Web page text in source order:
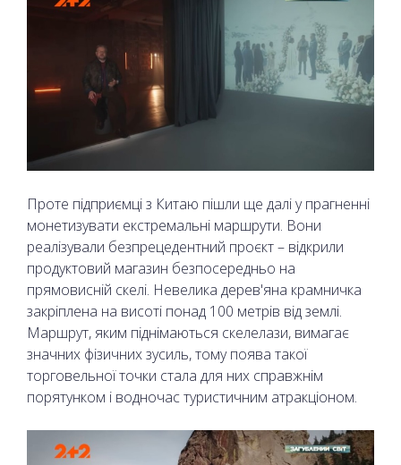
Проте підприємці з Китаю пішли ще далі у прагненні
монетизувати екстремальні маршрути. Вони
реалізували безпрецедентний проєкт – відкрили
продуктовий магазин безпосередньо на
прямовисній скелі. Невелика дерев'яна крамничка
закріплена на висоті понад 100 метрів від землі.
Маршрут, яким піднімаються скелелази, вимагає
значних фізичних зусиль, тому поява такої
торговельної точки стала для них справжнім
порятунком і водночас туристичним атракціоном.